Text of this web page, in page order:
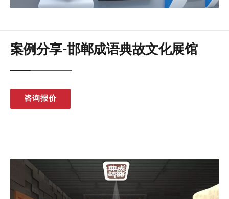
案例分享-邯郸成语典故文化展馆
咨询报价